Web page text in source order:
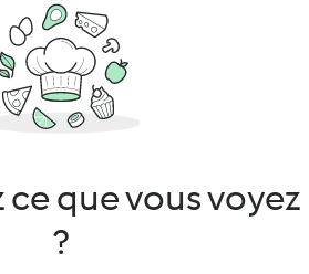
ce que vous voyez
?